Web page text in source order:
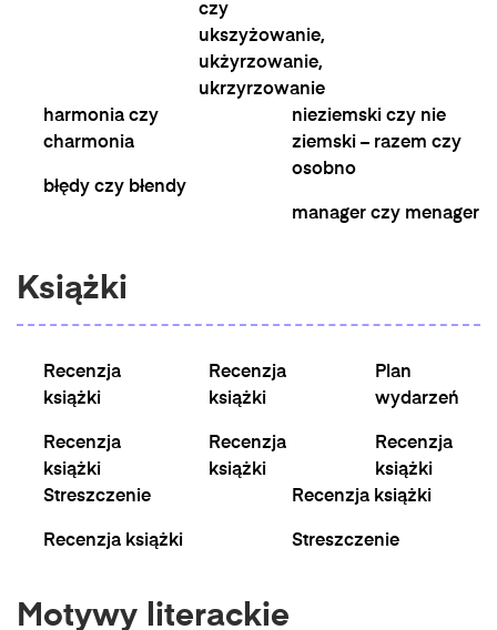
czy
ukszyżowanie,
ukżyrzowanie,
ukrzyrzowanie
harmonia czy
charmonia
błędy czy błendy
nieziemski czy nie
ziemski – razem czy
osobno
manager czy menager
Książki
Recenzja
książki
Recenzja
książki
Recenzja
książki
Recenzja
książki
Plan
wydarzeń
Recenzja
książki
Streszczenie
Recenzja książki
Recenzja książki
Streszczenie
Motywy literackie